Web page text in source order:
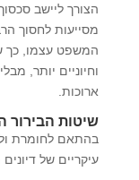
הצורך ליישב
מסייעות לחסוך
המשפט עצמו, כך
וחיוניים יותר,
ארוכות.
שיטות הבירור
בהתאם לחומרת
עיקריים של